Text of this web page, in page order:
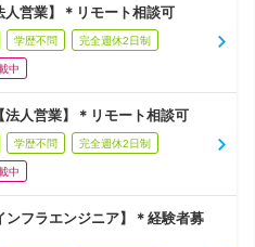
人営業】＊リモート相談可
学歴不問 完全週休2日制
中
法人営業】＊リモート相談可
学歴不問 完全週休2日制
中
ンフラエンジニア】＊経験者募